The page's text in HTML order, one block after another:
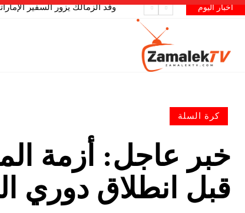
أخبار اليوم وفد الزمالك يزور السفير
زمالك تى فى ينفرد بطلبات
كرة السلة
خبر عاجل: أزمة
قبل انطلاق دوري